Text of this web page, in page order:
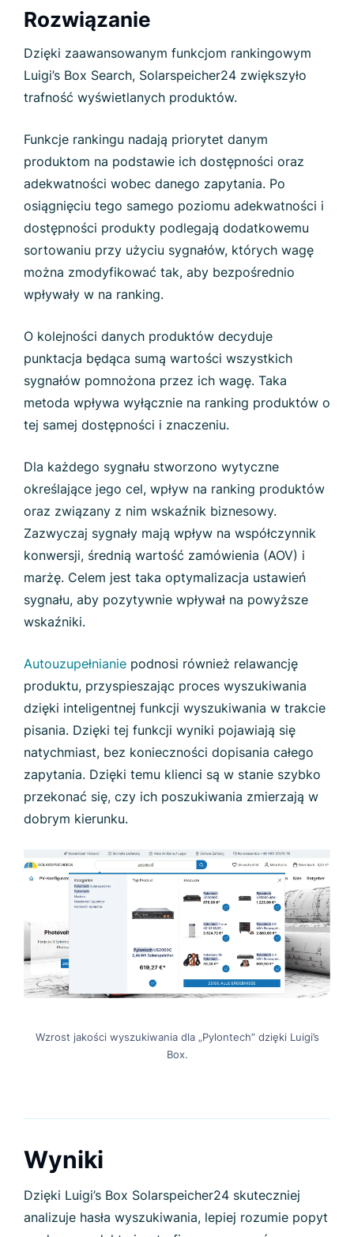
Rozwiązanie
Dzięki zaawansowanym funkcjom rankingowym
Luigi’s Box Search, Solarspeicher24 zwiększyło
trafność wyświetlanych produktów.
Funkcje rankingu nadają priorytet danym
produktom na podstawie ich dostępności oraz
adekwatności wobec danego zapytania. Po
osiągnięciu tego samego poziomu adekwatności i
dostępności produkty podlegają dodatkowemu
sortowaniu przy użyciu sygnałów, których wagę
można zmodyfikować tak, aby bezpośrednio
wpływały w na ranking.
O kolejności danych produktów decyduje
punktacja będąca sumą wartości wszystkich
sygnałów pomnożona przez ich wagę. Taka
metoda wpływa wyłącznie na ranking produktów o
tej samej dostępności i znaczeniu.
Dla każdego sygnału stworzono wytyczne
określające jego cel, wpływ na ranking produktów
oraz związany z nim wskaźnik biznesowy.
Zazwyczaj sygnały mają wpływ na współczynnik
konwersji, średnią wartość zamówienia (AOV) i
marżę. Celem jest taka optymalizacja ustawień
sygnału, aby pozytywnie wpływał na powyższe
wskaźniki.
Autouzupełnianie podnosi również relawancję
produktu, przyspieszając proces wyszukiwania
dzięki inteligentnej funkcji wyszukiwania w trakcie
pisania. Dzięki tej funkcji wyniki pojawiają się
natychmiast, bez konieczności dopisania całego
zapytania. Dzięki temu klienci są w stanie szybko
przekonać się, czy ich poszukiwania zmierzają w
dobrym kierunku.
Wzrost jakości wyszukiwania dla „Pylontech” dzięki Luigi’s
Box.
Wyniki
Dzięki Luigi’s Box Solarspeicher24 skuteczniej
analizuje hasła wyszukiwania, lepiej rozumie popyt